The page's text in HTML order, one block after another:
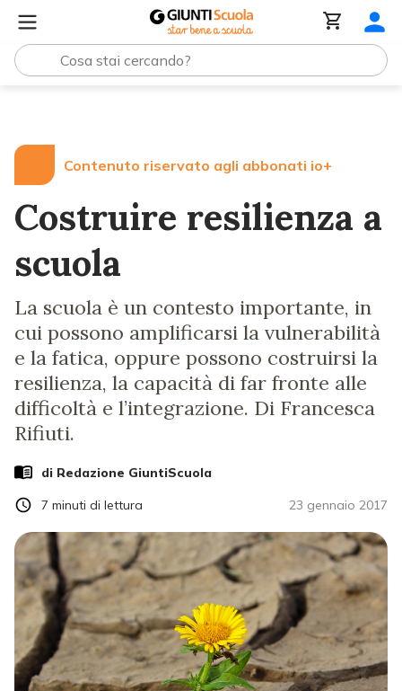
Contenuto riservato agli abbonati io+
Costruire resilienza a
scuola
La scuola è un contesto importante, in
cui possono amplificarsi la vulnerabilità
e la fatica, oppure possono costruirsi la
resilienza, la capacità di far fronte alle
difficoltà e l’integrazione. Di Francesca
Rifiuti.
di Redazione GiuntiScuola
23 gennaio 2017
7 minuti di lettura